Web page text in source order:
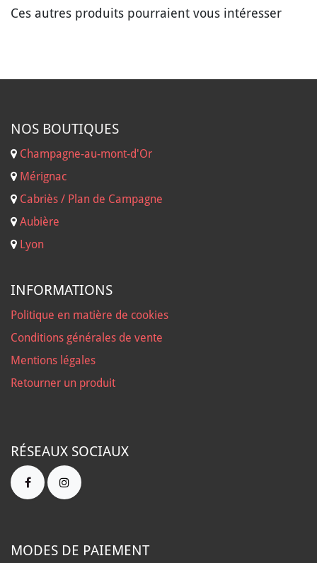
Ces autres produits pourraient vous intéresser
NOS BOUTIQUES
Champagne-au-mont-d'Or
Mérignac
Cabriès / Plan de Campagne
Aubière
Lyon
INFORMATIONS
Politique en matière de cookies
Conditions générales de vente
Mentions légales
Retourner un produit
RÉSEAUX SOCIAUX
MODES DE PAIEMENT